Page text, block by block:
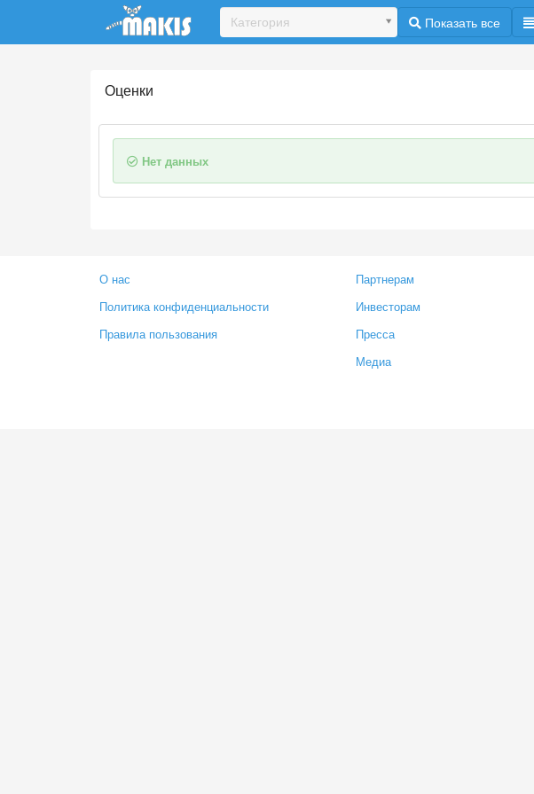
Update cookies preferences
Категория Показать все
Оценки
Нет данных
О нас
Политика конфиденциальности
Правила пользования
Партнерам
Инвесторам
Пресса
Медиа